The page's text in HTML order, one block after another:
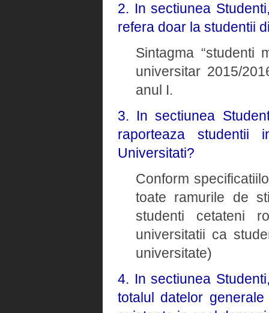
2. In sectiunea
refera doar la studentii
Sintagma “studenti
universitar 2015/
anul I.
3. In sectiunea
raporteaza
Universitati?
Conform
toate ramurile de
studenti cetateni
universitatii ca
universitate)
4. In sectiunea
totalul datelor